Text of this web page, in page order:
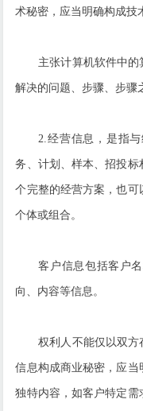
术秘密，应当明确构成技
主张计算机软件中
解决的问题、步骤、步骤
2.经营信息，是指
务、计划、样本、招投
个完整的经营方案，也
个体或组合。
客户信息包括客户
向、内容等信息。
权利人不能仅以双
信息构成商业秘密，应
独特内容，如客户特定需